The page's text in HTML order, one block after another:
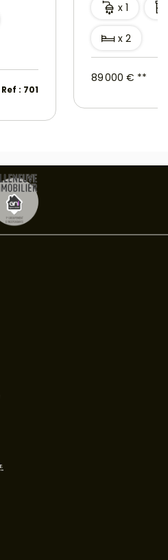
Ref : 701
x 1
x 2
89 000 € **